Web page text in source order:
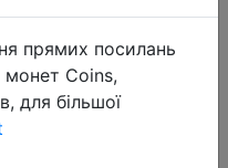
прямих посилань
монет Coins,
для більшої